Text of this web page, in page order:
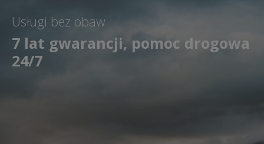
Usługi bez obaw
7 lat gwarancji, pomoc drogowa
24/7